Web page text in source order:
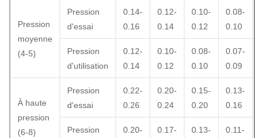
Pression
moyenne
(4-5)
Pression
d'essai
0.14-
0.16
0.12-
0.14
0.10-
0.12
0.08-
0.10
Pression
d'utilisation
0.12-
0.14
0.10-
0.12
0.08-
0.10
0.07-
0.09
À haute
pression
(6-8)
Pression
d'essai
0.22-
0.26
0.20-
0.24
0.15-
0.20
0.13-
0.16
Pression
0.20-
0.17-
0.13-
0.11-